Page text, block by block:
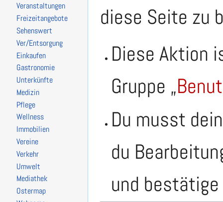
diese Seite zu
Diese Aktion
Gruppe „
Du musst
du
und
Veranstaltungen
Freizeitangebote
Sehenswert
Ver/Entsorgung
Einkaufen
Gastronomie
Unterkünfte
Medizin
Pflege
Wellness
Immobilien
Vereine
Verkehr
Umwelt
Mediathek
Ostermap